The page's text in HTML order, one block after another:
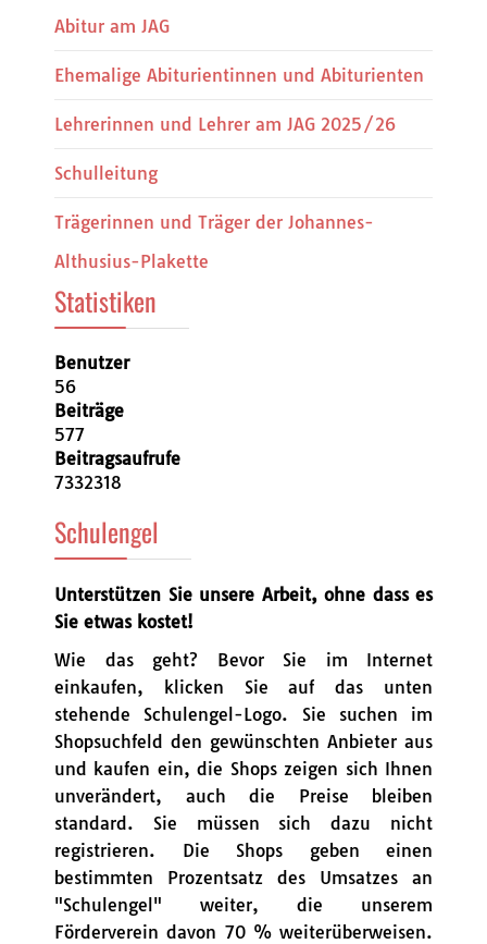
Abitur am JAG
Ehemalige Abiturientinnen und Abiturienten
Lehrerinnen und Lehrer am JAG 2025/26
Schulleitung
Trägerinnen und Träger der Johannes-
Althusius-Plakette
Statistiken
Benutzer
56
Beiträge
577
Beitragsaufrufe
7332318
Schulengel
Unterstützen Sie unsere Arbeit, ohne dass es
Sie etwas kostet!
Wie das geht? Bevor Sie im Internet
einkaufen, klicken Sie auf das unten
stehende Schulengel-Logo. Sie suchen im
Shopsuchfeld den gewünschten Anbieter aus
und kaufen ein, die Shops zeigen sich Ihnen
unverändert, auch die Preise bleiben
standard. Sie müssen sich dazu nicht
registrieren. Die Shops geben einen
bestimmten Prozentsatz des Umsatzes an
"Schulengel" weiter, die unserem
Förderverein davon 70 % weiterüberweisen.